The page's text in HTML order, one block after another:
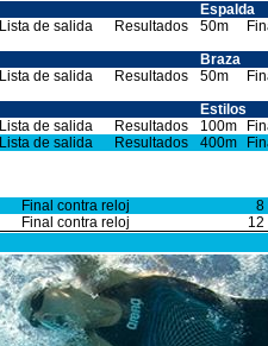
Espalda
Lista de salida Resultados 50m
Braza
Lista de salida Resultados 50m
Estilos
Lista de salida Resultados 100m
Lista de salida Resultados 400m
Final contra reloj
8
Final contra reloj 12